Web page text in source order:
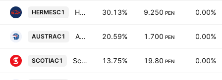
HERMESC1 Hermes Transportes Blindados SA 30.13% 9.250 PEN 0.00%
AUSTRAC1 Austral Group SAA 20.59% 1.700 PEN 0.00%
SCOTIAC1 Scotiabank Peru SA 13.75% 19.80 PEN 0.00%